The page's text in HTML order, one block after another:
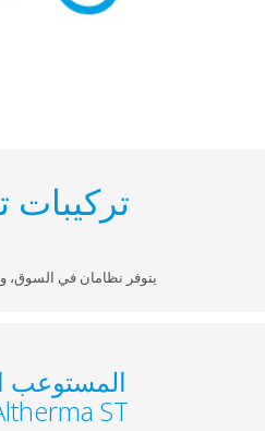
تركيبات
يتوفر نظامان في السوق، ومن المهم
المستوعب الحراري
Altherma ST